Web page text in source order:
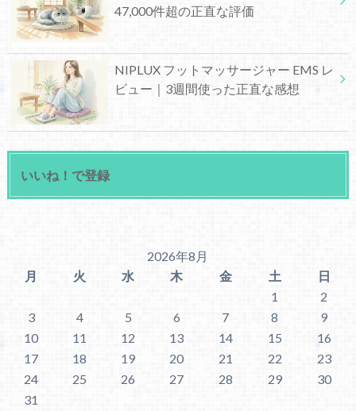
47,000件超の正直な評価
NIPLUX フットマッサージャー EMS レ
ビュー｜3週間使った正直な感想
いいね！で登録
2026年8月
月
火 水 木 金 土
日
1
2
3
4 5 6 7 8
9
10
11 12 13 14 15
16
17
18 19 20 21 22
23
24
25 26 27 28 29
30
31